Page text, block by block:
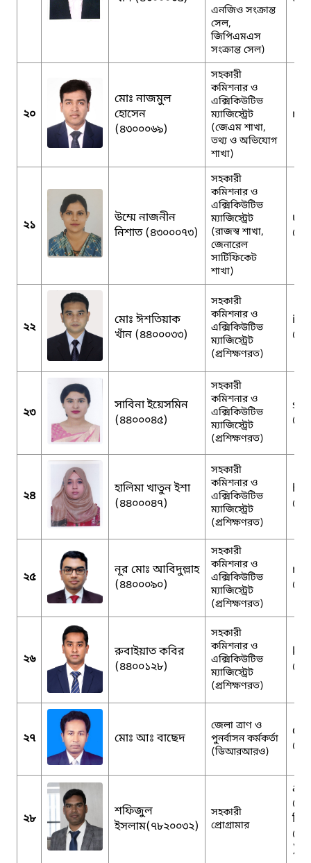
এনজিও সংক্রান্ত
সেল,
জিপিএমএস
সংক্রান্ত সেল)
২০
মোঃ নাজমুল
হোসেন
(৪৩০০০৬৯)
সহকারী
কমিশনার ও
এক্সিকিউটিভ
ম্যাজিস্ট্রেট
(জেএম শাখা,
তথ্য ও অভিযোগ
শাখা)
২১
উম্মে নাজনীন
নিশাত (৪৩০০০৭৩)
সহকারী
কমিশনার ও
এক্সিকিউটিভ
ম্যাজিস্ট্রেট
(রাজস্ব শাখা,
জেনারেল
সার্টিফিকেট
শাখা)
২২
মোঃ ঈশতিয়াক
খাঁন (৪৪০০০৩৩)
সহকারী
কমিশনার ও
এক্সিকিউটিভ
ম্যাজিস্ট্রেট
(প্রশিক্ষণরত)
২৩
সাবিনা ইয়েসমিন
(৪৪০০০৪৫)
সহকারী
কমিশনার ও
এক্সিকিউটিভ
ম্যাজিস্ট্রেট
(প্রশিক্ষণরত)
২৪
হালিমা খাতুন ইশা
(৪৪০০০৪৭)
সহকারী
কমিশনার ও
এক্সিকিউটিভ
ম্যাজিস্ট্রেট
(প্রশিক্ষণরত)
২৫
নূর মোঃ আবিদুল্লাহ
(৪৪০০০৯০)
সহকারী
কমিশনার ও
এক্সিকিউটিভ
ম্যাজিস্ট্রেট
(প্রশিক্ষণরত)
২৬
রুবাইয়াত কবির
(৪৪০০১২৮)
সহকারী
কমিশনার ও
এক্সিকিউটিভ
ম্যাজিস্ট্রেট
(প্রশিক্ষণরত)
২৭ মোঃ আঃ বাছেদ
জেলা ত্রাণ ও
পুনর্বাসন কর্মকর্তা
(ডিআরআরও)
২৮
শফিজুল
ইসলাম(৭৮২০০৩২)
সহকারী
প্রোগ্রামার
)